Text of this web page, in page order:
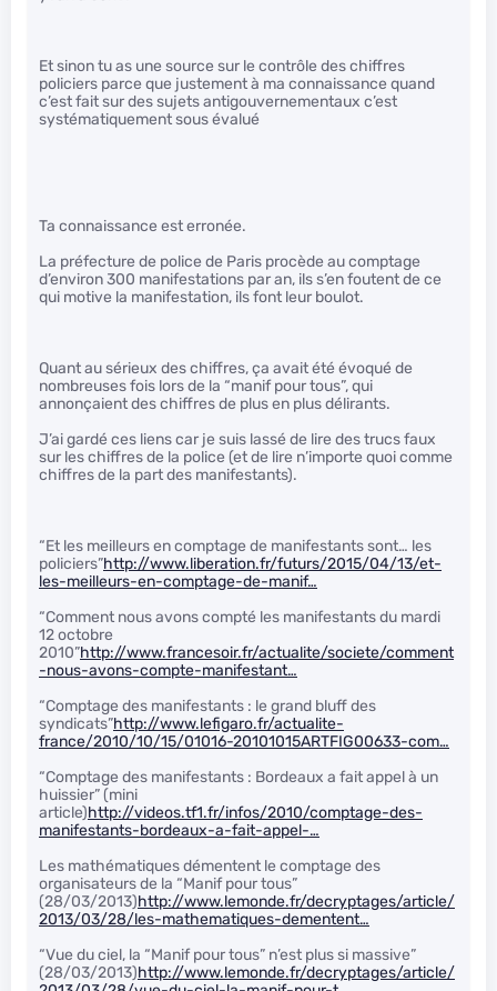
Et sinon tu as une source sur le contrôle des chiffres
policiers parce que justement à ma connaissance quand
c’est fait sur des sujets antigouvernementaux c’est
systématiquement sous évalué
Ta connaissance est erronée.
La préfecture de police de Paris procède au comptage
d’environ 300 manifestations par an, ils s’en foutent de ce
qui motive la manifestation, ils font leur boulot.
Quant au sérieux des chiffres, ça avait été évoqué de
nombreuses fois lors de la “manif pour tous”, qui
annonçaient des chiffres de plus en plus délirants.
J’ai gardé ces liens car je suis lassé de lire des trucs faux
sur les chiffres de la police (et de lire n’importe quoi comme
chiffres de la part des manifestants).
“Et les meilleurs en comptage de manifestants sont… les
policiers”http://www.liberation.fr/futurs/2015/04/13/et-
les-meilleurs-en-comptage-de-manif…
“Comment nous avons compté les manifestants du mardi
12 octobre
2010”http://www.francesoir.fr/actualite/societe/comment
-nous-avons-compte-manifestant…
“Comptage des manifestants : le grand bluff des
syndicats”http://www.lefigaro.fr/actualite-
france/2010/10/15/01016-20101015ARTFIG00633-com…
“Comptage des manifestants : Bordeaux a fait appel à un
huissier” (mini
article)http://videos.tf1.fr/infos/2010/comptage-des-
manifestants-bordeaux-a-fait-appel-…
Les mathématiques démentent le comptage des
organisateurs de la “Manif pour tous”
(28/03/2013)http://www.lemonde.fr/decryptages/article/
2013/03/28/les-mathematiques-dementent…
“Vue du ciel, la “Manif pour tous” n’est plus si massive”
(28/03/2013)http://www.lemonde.fr/decryptages/article/